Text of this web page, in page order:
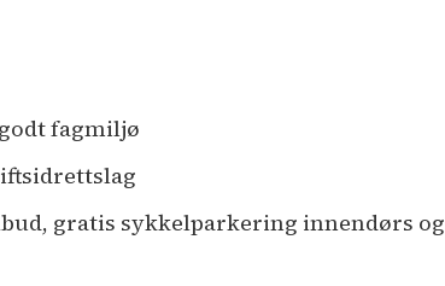
fagmiljø
gratis sykkelparkering innendørs og